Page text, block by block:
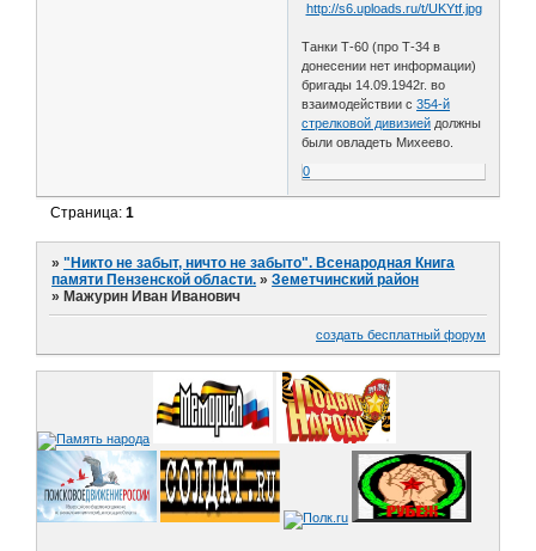
Танки Т-60 (про Т-34 в
донесении нет информации)
бригады 14.09.1942г. во
взаимодействии с354-й
стрелковой дивизией должны
были овладеть Михеево.
0
Страница:1
»"Никто не забыт, ничто не забыто". Всенародная Книга
памяти Пензенской области. »Земетчинский район
» Мажурин Иван Иванович
создать бесплатный форум